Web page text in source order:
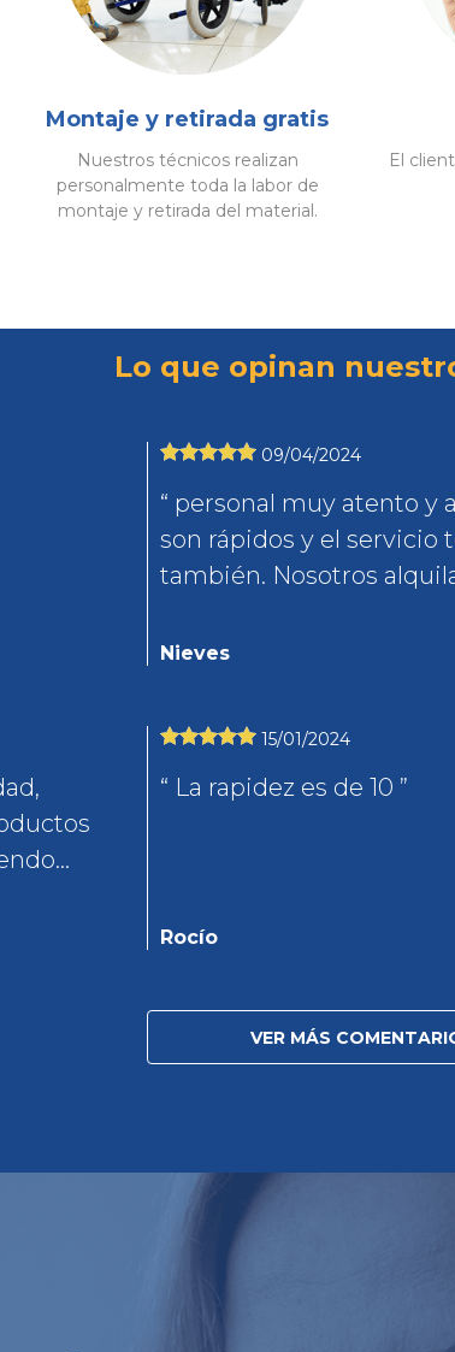
Montaje y retirada gratis
Nuestros técnicos realizan
personalmente toda la labor de
montaje y retirada del material.
El
Lo que opinan
09/04/2024
son rápidos y el servicio
también. Nosotros
Muy recomendable
Nieves
15/01/2024
La rapidez es de 10
Rocío
VER MÁS